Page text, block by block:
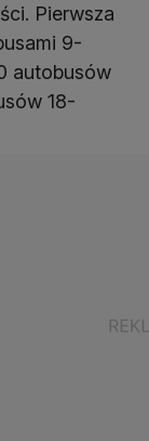
Pierwsza
9-
autobusów
18-